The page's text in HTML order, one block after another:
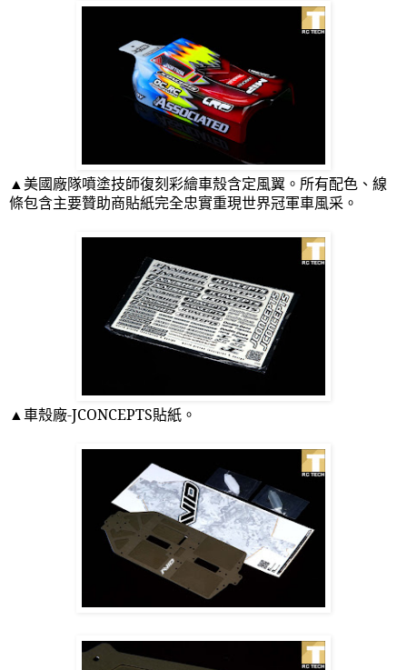
▲美國廠隊噴塗技師復刻彩繪車殼含定風翼。所有配色、線
條包含主要贊助商貼紙完全忠實重現世界冠軍車風采。
▲車殼廠-JCONCEPTS貼紙。